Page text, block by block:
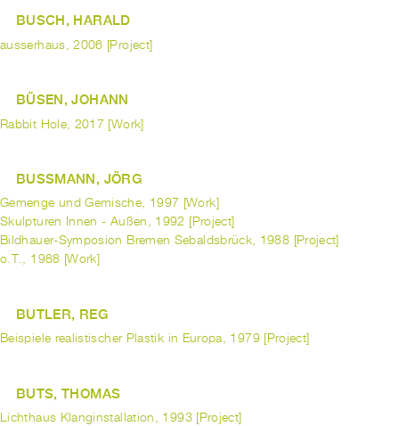
BUSCH, HARALD
ausserhaus, 2006 [Project]
BÜSEN, JOHANN
Rabbit Hole, 2017 [Work]
BUSSMANN, JÖRG
Gemenge und Gemische, 1997 [Work]
Skulpturen Innen - Außen, 1992 [Project]
Bildhauer-Symposion Bremen Sebaldsbrück, 1988 [Project]
o.T., 1988 [Work]
BUTLER, REG
Beispiele realistischer Plastik in Europa, 1979 [Project]
BUTS, THOMAS
Lichthaus Klanginstallation, 1993 [Project]